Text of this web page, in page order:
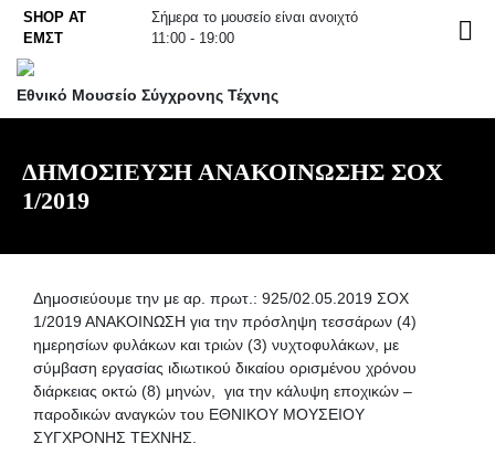
Skip
content
SHOP AT
ΕΜΣΤ
Σήμερα το μουσείο είναι ανοιχτό
11:00 - 19:00
EN
Εθνικό Μουσείο Σύγχρονης Τέχνης
ΔΗΜΟΣΙΕΥΣΗ ΑΝΑΚΟΙΝΩΣΗΣ ΣΟΧ
1/2019
Δημοσιεύουμε την με αρ. πρωτ.: 925/02.05.2019 ΣΟΧ
1/2019 ΑΝΑΚΟΙΝΩΣΗ για την πρόσληψη τεσσάρων (4)
ημερησίων φυλάκων και τριών (3) νυχτοφυλάκων, με
σύμβαση εργασίας ιδιωτικού δικαίου ορισμένου χρόνου
διάρκειας οκτώ (8) μηνών, για την κάλυψη εποχικών –
παροδικών αναγκών του ΕΘΝΙΚΟΥ ΜΟΥΣΕΙΟΥ
ΣΥΓΧΡΟΝΗΣ ΤΕΧΝΗΣ.